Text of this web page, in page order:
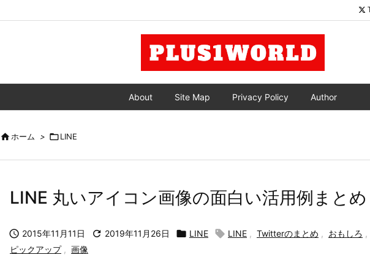
About Site Map Privacy Policy Author
ホーム > LINE
LINE 丸いアイコン画像の面白い活用例まとめ
 2015年11月11日  2019年11月26日  LINE  LINE , Twitterのまとめ , おもしろ ,
ピックアップ , 画像